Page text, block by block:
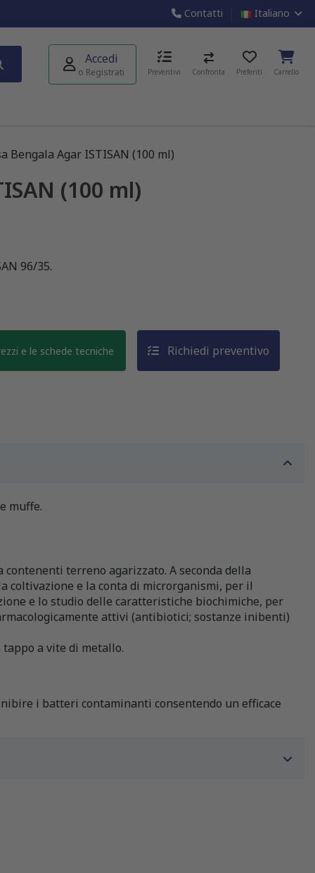
Contatti Italiano
Accedi
o Registrati Preventivi Confronta Preferiti Carrello
Bengala Agar ISTISAN (100 ml)
(100 ml)
96/35.
e le schede tecniche Richiedi preventivo
muffe.
terreno agarizzato. A seconda della
coltivazione e la conta di microrganismi, per il
e lo studio delle caratteristiche biochimiche, per
attivi (antibiotici; sostanze inibenti)
a vite di metallo.
i batteri contaminanti consentendo un efficace